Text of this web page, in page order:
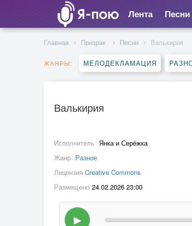
Лента Песни
Главная Призрак Песни Валькирия
ЖАНРЫ: МЕЛОДЕКЛАМАЦИЯ
Валькирия
Исполнитель Янка и Серёжка
Жанр Разное
Лицензия Creative Commons
Размещено 24.02.2026 23:00
▶